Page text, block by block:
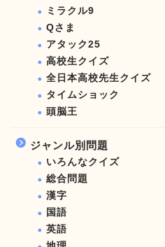
ミラクル9
Qさま
アタック25
高校生クイズ
全日本高校先生クイズ
タイムショック
頭脳王
ジャンル別問題
いろんなクイズ
総合問題
漢字
国語
英語